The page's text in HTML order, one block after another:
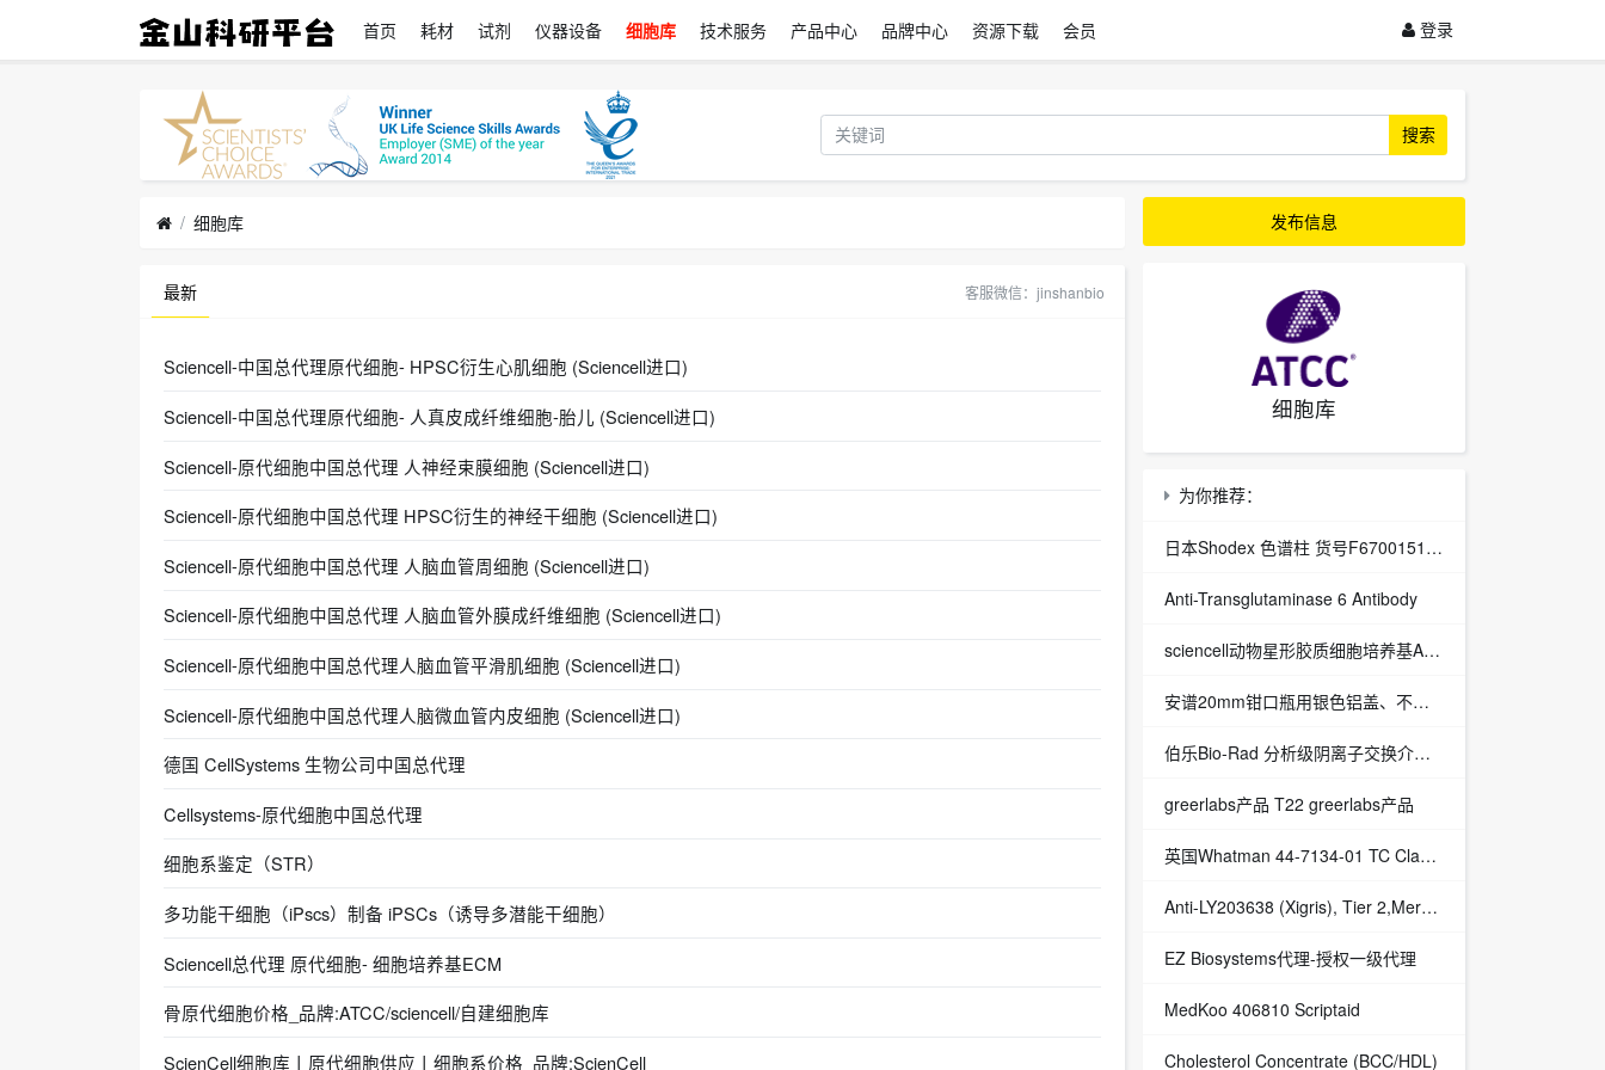
首页 耗材 试剂 仪器设备 细胞库 技术服务 产品中心 品牌中心 资源下载 会员 登录
搜索
细胞库
最新 客服微信：jinshanbio
Sciencell-中国总代理原代细胞- HPSC衍生心肌细胞 (Sciencell进口)
Sciencell-中国总代理原代细胞- 人真皮成纤维细胞-胎儿 (Sciencell进口)
Sciencell-原代细胞中国总代理 人神经束膜细胞 (Sciencell进口)
Sciencell-原代细胞中国总代理 HPSC衍生的神经干细胞 (Sciencell进口)
Sciencell-原代细胞中国总代理 人脑血管周细胞 (Sciencell进口)
Sciencell-原代细胞中国总代理 人脑血管外膜成纤维细胞 (Sciencell进口)
Sciencell-原代细胞中国总代理人脑血管平滑肌细胞 (Sciencell进口)
Sciencell-原代细胞中国总代理人脑微血管内皮细胞 (Sciencell进口)
德国 CellSystems 生物公司中国总代理
Cellsystems-原代细胞中国总代理
细胞系鉴定（STR）
多功能干细胞（iPscs）制备 iPSCs（诱导多潜能干细胞）
Sciencell总代理 原代细胞- 细胞培养基ECM
骨原代细胞价格_品牌:ATCC/sciencell/自建细胞库
ScienCell细胞库丨原代细胞供应丨细胞系价格_品牌:ScienCell
发布信息
细胞库
为你推荐：
日本Shodex 色谱柱 货号F6700151 RSpak DE-SG 2x10mm
Anti-Transglutaminase 6 Antibody
sciencell动物星形胶质细胞培养基AM-a1831
安谱20mm钳口瓶用银色铝盖、不含隔垫VEAP-5100-20-100
伯乐Bio-Rad 分析级阴离子交换介质|AG 1-X8 Resin代理现货促销
greerlabs产品 T22 greerlabs产品
英国Whatman 44-7134-01 TC Clamp 50,5 TC Clamp 50,5 - 授权代理
Anti-LY203638 (Xigris), Tier 2,Merck Millipore,货号：E-034-T2-IM
EZ Biosystems代理-授权一级代理
MedKoo 406810 Scriptaid
Cholesterol Concentrate (BCC/HDL)